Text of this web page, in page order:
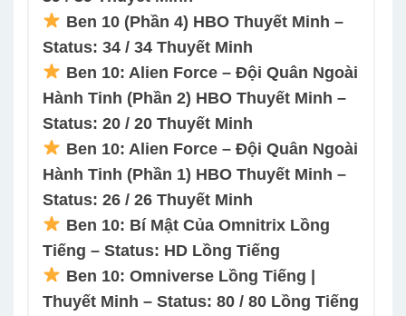
Ben 10 (Phần 4) HBO Thuyết Minh –
Status: 34 / 34 Thuyết Minh
Ben 10: Alien Force – Đội Quân Ngoài
Hành Tinh (Phần 2) HBO Thuyết Minh –
Status: 20 / 20 Thuyết Minh
Ben 10: Alien Force – Đội Quân Ngoài
Hành Tinh (Phần 1) HBO Thuyết Minh –
Status: 26 / 26 Thuyết Minh
Ben 10: Bí Mật Của Omnitrix Lồng
Tiếng – Status: HD Lồng Tiếng
Ben 10: Omniverse Lồng Tiếng |
Thuyết Minh – Status: 80 / 80 Lồng Tiếng